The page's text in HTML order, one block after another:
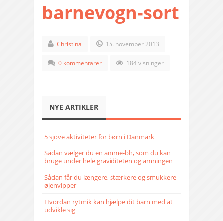
barnevogn-sort
Christina 15. november 2013
0 kommentarer 184 visninger
NYE ARTIKLER
5 sjove aktiviteter for børn i Danmark
Sådan vælger du en amme-bh, som du kan
bruge under hele graviditeten og amningen
Sådan får du længere, stærkere og smukkere
øjenvipper
Hvordan rytmik kan hjælpe dit barn med at
udvikle sig